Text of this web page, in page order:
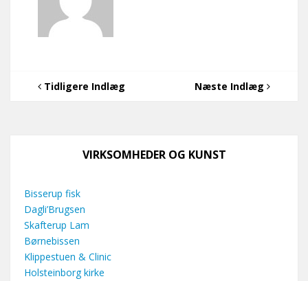
Tidligere Indlæg Næste Indlæg
VIRKSOMHEDER OG KUNST
Bisserup fisk
Dagli’Brugsen
Skafterup Lam
Børnebissen
Klippestuen & Clinic
Holsteinborg kirke